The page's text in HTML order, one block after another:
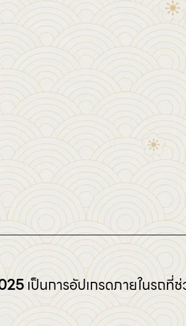
เป็นการอัปเกรดภายในรถที่